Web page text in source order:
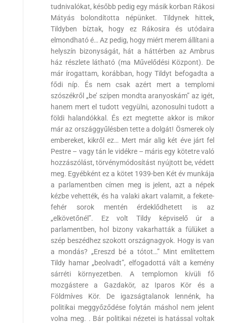
tudnivalókat, később pedig egy másik korban Rákosi
Mátyás bolondította népünket. Tildynek hittek,
Tildyben bíztak, hogy ez Rákosira és utódaira
elmondható é… Az pedig, hogy miért merem állítani a
helyszín bizonyságát, hát a háttérben az Ambrus
ház részlete látható (ma Művelődési Központ). De
már írogattam, korábban, hogy Tildyt befogadta a
fődi níp. És nem csak azért mert a templomi
szószékről „be’ szípen mondta aranyoskám” az igét,
hanem mert el tudott vegyülni, azonosulni tudott a
földi halandókkal. És ezt megtette akkor is mikor
már az országgyűlésben tette a dolgát! Ösmerek oly
embereket, kikről ez… Mert már alig két éve járt fel
Pestre – vagy tán le vidékre – máris egy kötetre való
hozzászólást, törvénymódosítást nyújtott be, védett
meg. Egyébként ez a kötet 1939-ben Két év munkája
a parlamentben címen meg is jelent, azt a népek
kézbe vehették, és ha valaki akart valamit, a fekete-
fehér sorok mentén érdeklődhetett is az
„elkövetőnél”. Ez volt Tildy képviselő úr a
parlamentben, hol bizony vakarhatták a fülüket a
szép beszédhez szokott országnagyok. Hogy is van
a mondás? „Ereszd bé a tótot…” Mint említettem
Tildy hamar „beolvadt”, elfogadottá vált a kemény
sárréti környezetben. A templomon kívüli fő
mozgástere a Gazdakör, az Iparos Kör és a
Földmíves Kör. De igazságtalanok lennénk, ha
politikai meggyőződése folytán máshol nem jelent
volna meg. . Bár politikai nézetei is hatással voltak